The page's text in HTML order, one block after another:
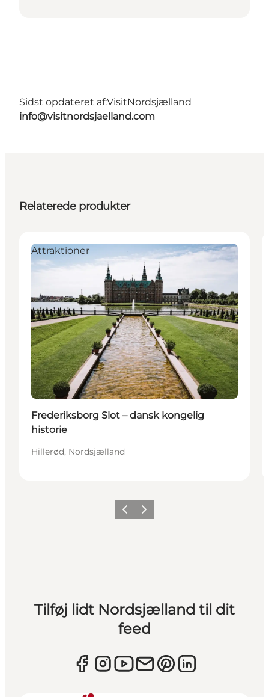
Sidst opdateret af:VisitNordsjælland
info@visitnordsjaelland.com
Relaterede produkter
Attraktioner
Frederiksborg Slot – dansk kongelig
historie
Hillerød, Nordsjælland
ForrigeNæste
Tilføj lidt Nordsjælland til dit
feed